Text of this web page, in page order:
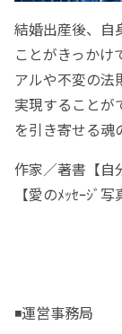
結婚出産後、自
ことがきっかけ
アルや不変の法
実現することが
を引き寄せる魂
作家／著書【自
【愛のﾒｯｾｰｼﾞ写
◾️運営事務局